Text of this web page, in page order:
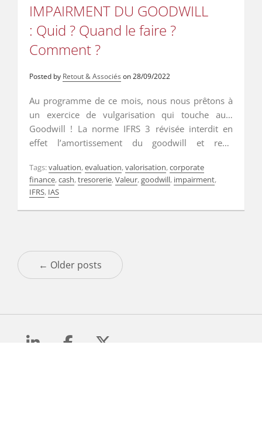
IMPAIRMENT DU GOODWILL
: Quid ? Quand le faire ?
Comment ?
Posted by Retout & Associés on28/09/2022
Au programme de ce mois, nous nous prêtons à
un exercice de vulgarisation qui touche au…
Goodwill ! La norme IFRS 3 révisée interdit en
effet l’amortissement du goodwill et rend
(dits « impairment tests ») à chaque arrêté de
comptes et à chaque constatation d’un indice de
Read More…Read More
Tags:valuation,evaluation,valorisation,corporate
finance,cash,tresorerie,Valeur,goodwill, impairment,
IFRS, IAS
← Older posts